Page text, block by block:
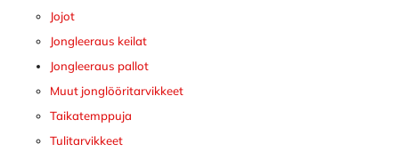
Jojot
Jongleeraus keilat
Jongleeraus pallot
Muut jonglööritarvikkeet
Taikatemppuja
Tulitarvikkeet